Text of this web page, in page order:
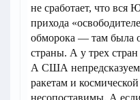
не сработает, что вся
прихода
обморока — там была
страны. А у трех
А США
ракетам и
несопоставимы. А